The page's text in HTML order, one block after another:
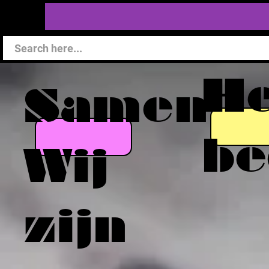
Samen
Wij
zijn